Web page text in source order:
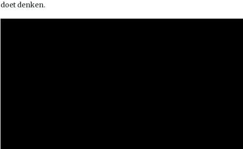
doet denken.